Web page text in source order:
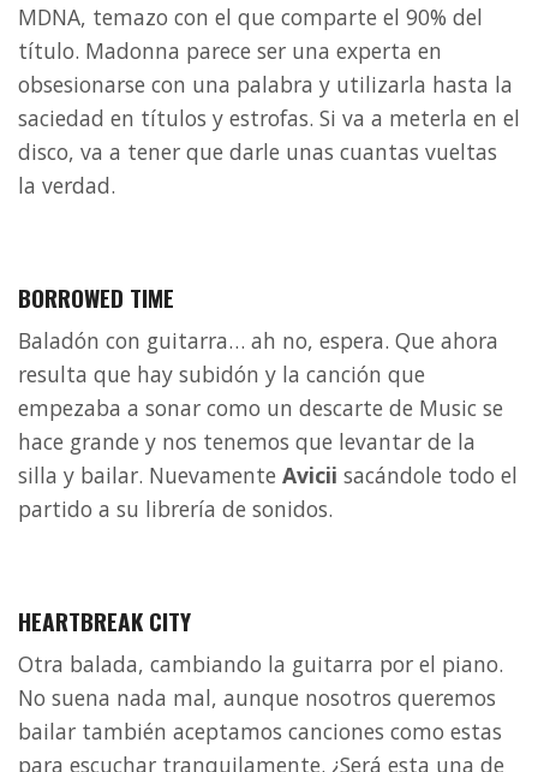
MDNA, temazo con el que comparte el 90% del
título. Madonna parece ser una experta en
obsesionarse con una palabra y utilizarla hasta la
saciedad en títulos y estrofas. Si va a meterla en el
disco, va a tener que darle unas cuantas vueltas
la verdad.
BORROWED TIME
Baladón con guitarra… ah no, espera. Que ahora
resulta que hay subidón y la canción que
empezaba a sonar como un descarte de Music se
hace grande y nos tenemos que levantar de la
silla y bailar. Nuevamente Avicii sacándole todo el
partido a su librería de sonidos.
HEARTBREAK CITY
Otra balada, cambiando la guitarra por el piano.
No suena nada mal, aunque nosotros queremos
bailar también aceptamos canciones como estas
para escuchar tranquilamente. ¿Será esta una de